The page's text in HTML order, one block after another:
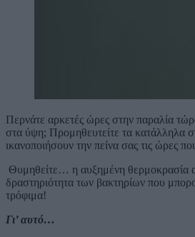
Περνάτε αρκετές ώρες στην παραλία
στα ύψη; Προμηθευτείτε τα κατάλληλα
ικανοποιήσουν την πείνα σας τις ώρες
Θυμηθείτε… η αυξημένη θερμοκρασία
δραστηριότητα των βακτηρίων που
τρόφιμα!
Γι’ αυτό…